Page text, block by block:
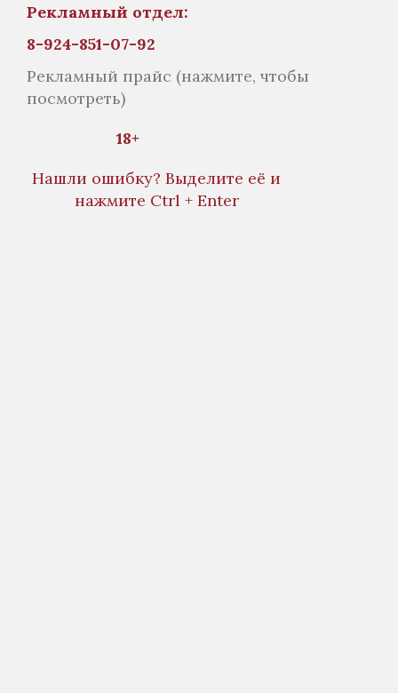
Рекламный отдел:
8-924-851-07-92
Рекламный прайс (нажмите, чтобы
посмотреть)
18+
Нашли ошибку? Выделите её и
нажмите Ctrl + Enter